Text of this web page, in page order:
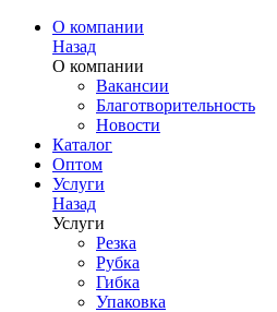
О компании
Назад
О компании
Вакансии
Благотворительность
Новости
Каталог
Оптом
Услуги
Назад
Услуги
Резка
Рубка
Гибка
Упаковка